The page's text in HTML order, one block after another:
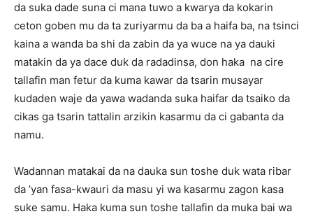
da suka dade suna ci mana tuwo a kwarya da kokarin
ceton goben mu da ta zuriyarmu da ba a haifa ba, na tsinci
kaina a wanda ba shi da zabin da ya wuce na ya dauki
matakin da ya dace duk da radadinsa, don haka na cire
tallafin man fetur da kuma kawar da tsarin musayar
kudaden waje da yawa wadanda suka haifar da tsaiko da
cikas ga tsarin tattalin arzikin kasarmu da ci gabanta da
namu.
Wadannan matakai da na dauka sun toshe duk wata ribar
da ’yan fasa-kwauri da masu yi wa kasarmu zagon kasa
suke samu. Haka kuma sun toshe tallafin da muka bai wa